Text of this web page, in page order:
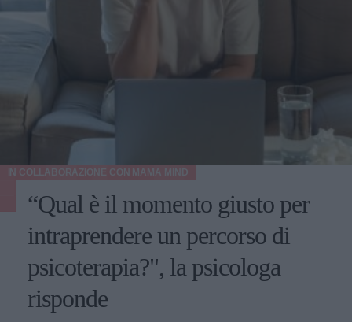
“Qual è il momento giusto per
intraprendere un percorso di
psicoterapia?", la psicologa
risponde
IN COLLABORAZIONE CON MAMA MIND